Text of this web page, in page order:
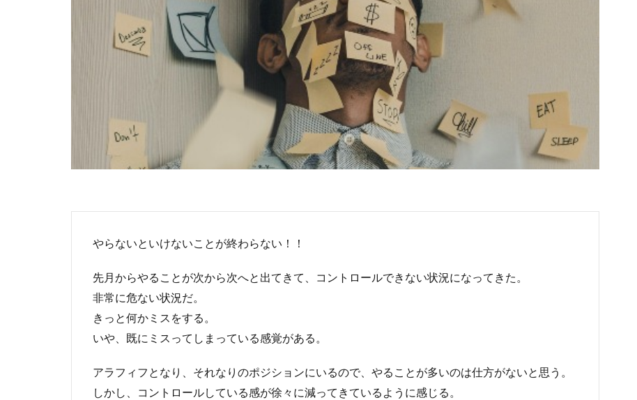
やらないといけないことが終わらない！！
先月からやることが次から次へと出てきて、コントロールできない状況になってきた。
非常に危ない状況だ。
きっと何かミスをする。
いや、既にミスってしまっている感覚がある。
アラフィフとなり、それなりのポジションにいるので、やることが多いのは仕方がないと思う。
しかし、コントロールしている感が徐々に減ってきているように感じる。